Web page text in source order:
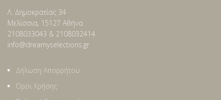
Λ. Δημοκρατίας 34
Μελίσσια, 15127 Αθήνα
2108033043 & 2108032414
info@dreamyselections.gr
Δήλωση Απορρήτου
Όροι Χρήσης